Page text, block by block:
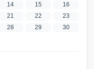
14 15
16
21 22
23
28 29
30